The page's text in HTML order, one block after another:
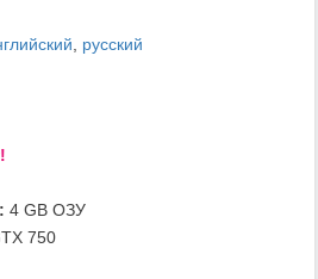
русский
4 GB ОЗУ
750